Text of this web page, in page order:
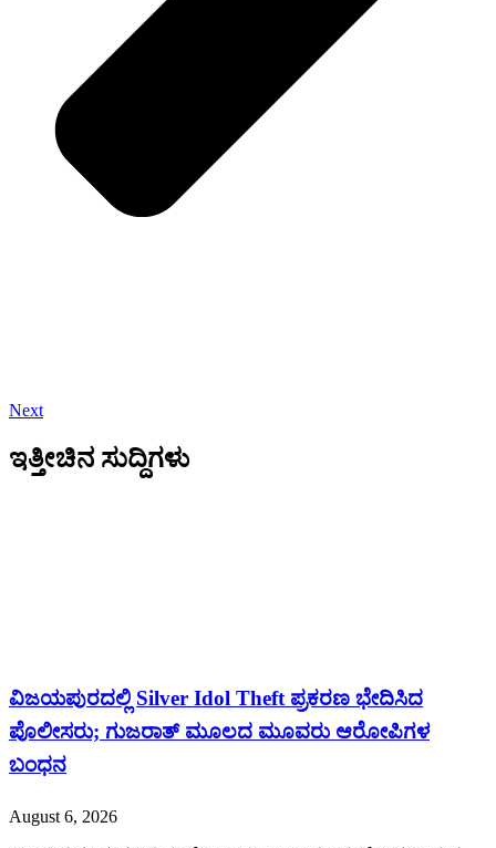
Next
ಇತ್ತೀಚಿನ ಸುದ್ದಿಗಳು
ವಿಜಯಪುರದಲ್ಲಿ Silver Idol Theft ಪ್ರಕರಣ ಭೇದಿಸಿದ
ಪೊಲೀಸರು; ಗುಜರಾತ್ ಮೂಲದ ಮೂವರು ಆರೋಪಿಗಳ
ಬಂಧನ
August 6, 2026